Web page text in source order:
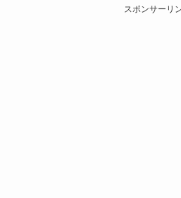
スポンサーリ